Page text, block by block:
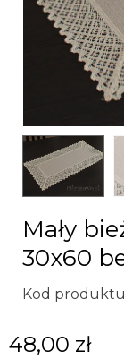
Mały
30x60
Kod
48,00 zł